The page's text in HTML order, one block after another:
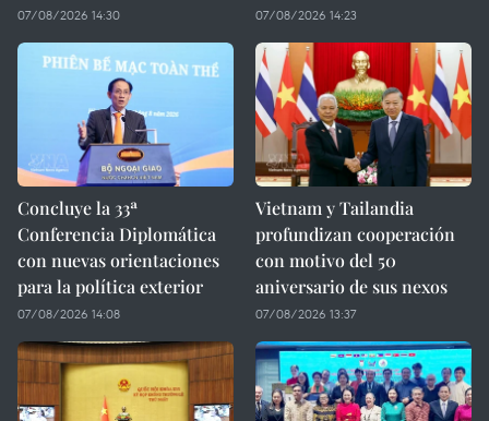
07/08/2026 14:30 07/08/2026 14:23
Concluye la 33ª
Conferencia Diplomática
con nuevas orientaciones
para la política exterior
07/08/2026 14:08
Vietnam y Tailandia
profundizan cooperación
con motivo del 50
aniversario de sus nexos
07/08/2026 13:37